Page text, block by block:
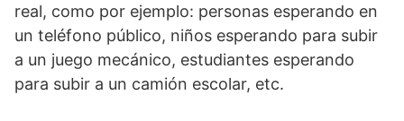
real, como por ejemplo: personas esperando en
un teléfono público, niños esperando para subir
a un juego mecánico, estudiantes esperando
para subir a un camión escolar, etc.